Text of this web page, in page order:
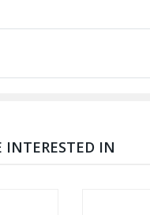
INTERESTED IN